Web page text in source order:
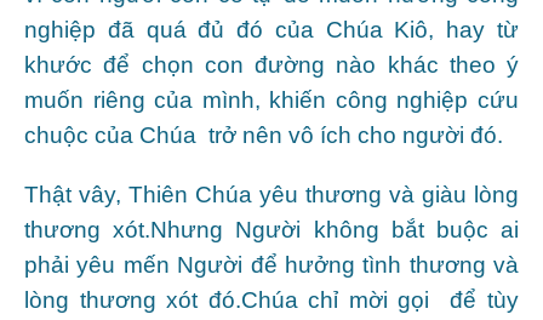
nghiệp đã quá đủ đó của Chúa Kiô, hay từ
khước để chọn con đường nào khác theo ý
muốn riêng của mình, khiến công nghiệp cứu
chuộc của Chúa trở nên vô ích cho người đó.
Thật vây, Thiên Chúa yêu thương và giàu lòng
thương xót.Nhưng Người không bắt buộc ai
phải yêu mến Người để hưởng tình thương và
lòng thương xót đó.Chúa chỉ mời gọi để tùy